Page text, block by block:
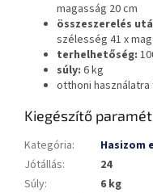
magasság 20 cm
összeszerelés
szélesség 41 x
terhelhetőség:
súly: 6 kg
otthoni
Kiegészítő
Kategória:
Hasizom
Jótállás:
24
Súly:
6 kg